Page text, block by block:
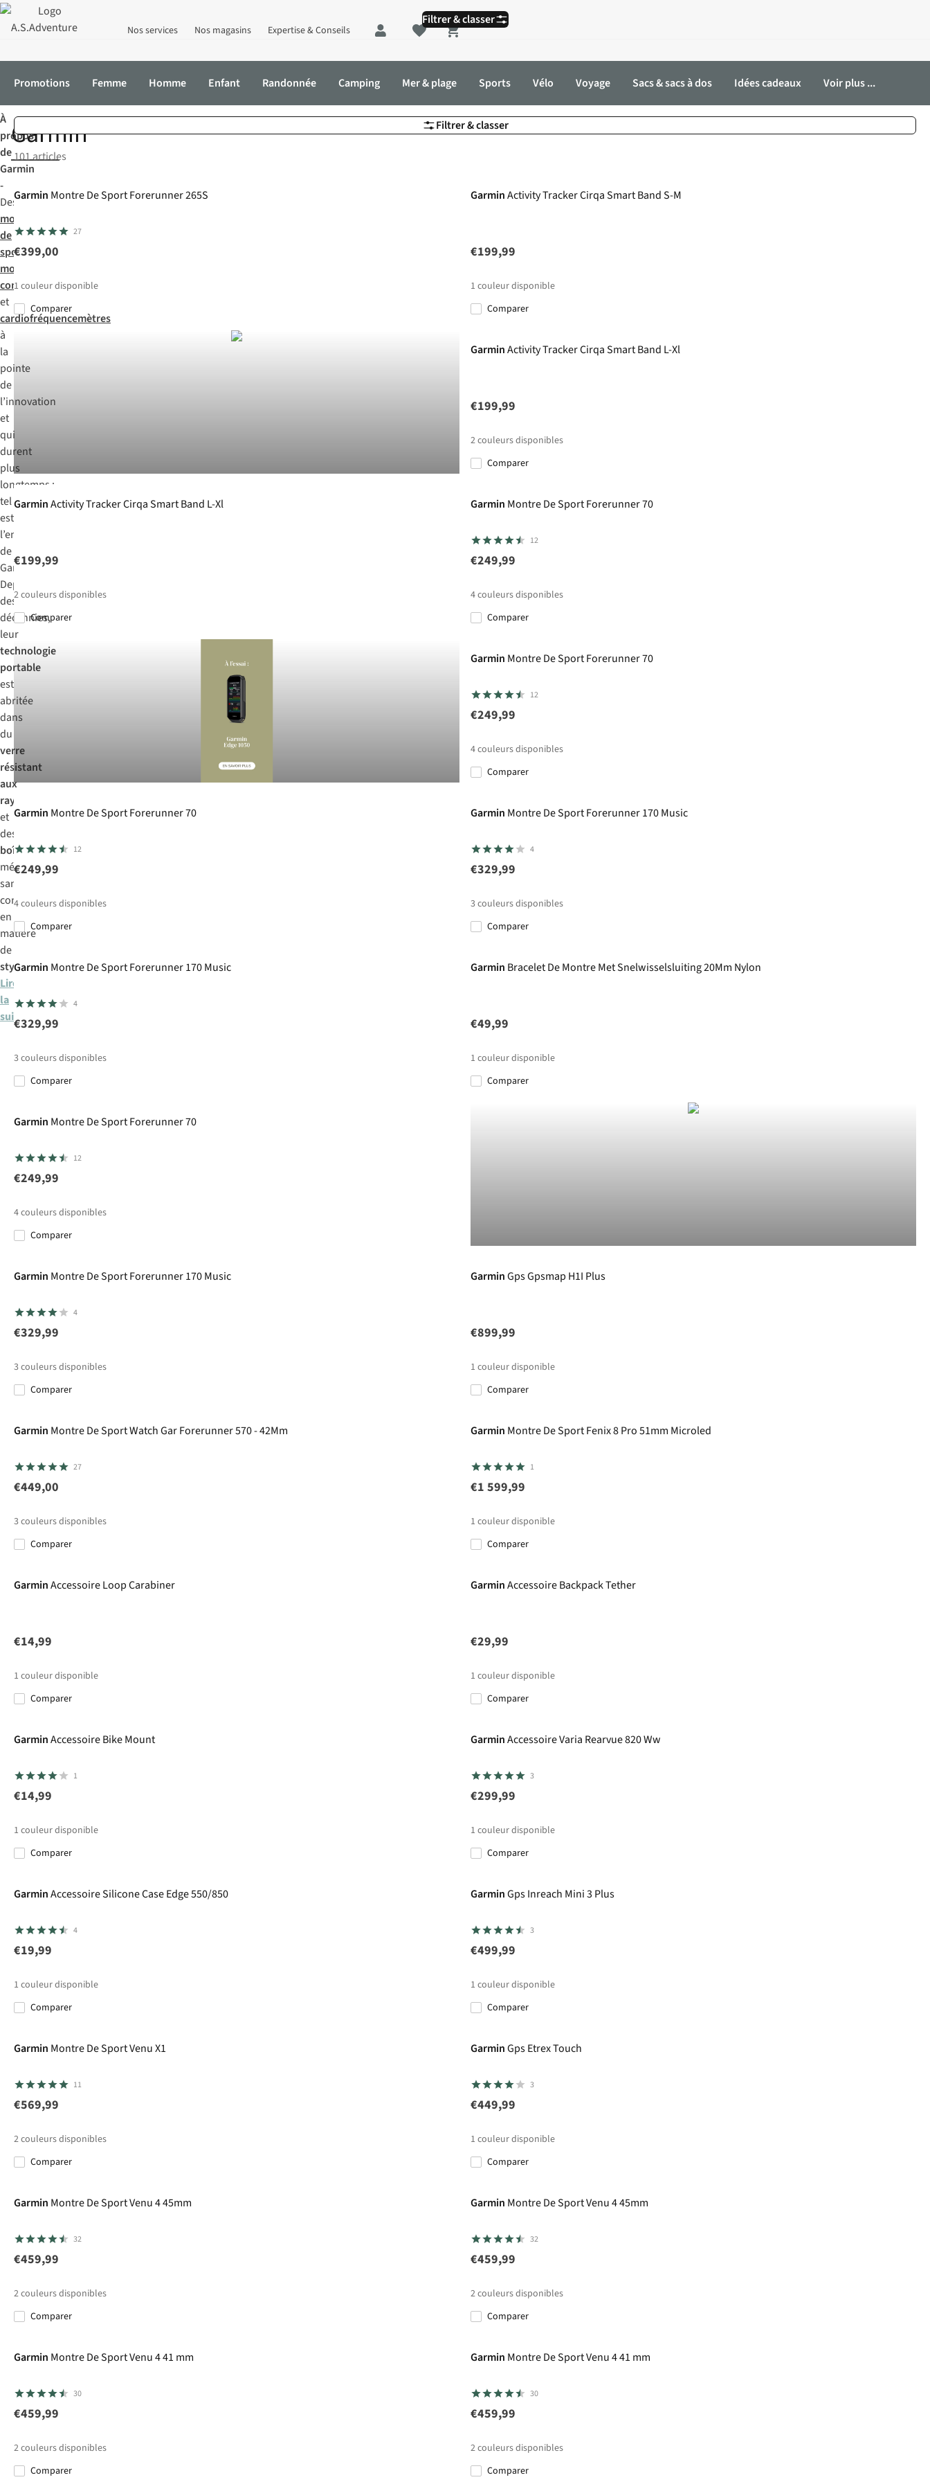
Nos services Nos magasins Expertise & Conseils
Shopping cart
Promotions Femme Homme Enfant Randonnée Camping Mer & plage Sports Vélo Voyage Sacs & sacs à dos Idées cadeaux Voir plus ...
Accueil Marques Garmin
Garmin
À
propos
de
Garmin
-
Des
montres
de
sport,
montres
connectées
et
cardiofréquencemètres
à
la
pointe
de
l’innovation
et
qui
durent
plus
longtemps :
tel
est
l’engagement
de
Garmin.
Depuis
des
décennies,
leur
technologie
portable
est
abritée
dans
du
verre
résistant
aux
rayures
et
des
boîtiers
métalliquesrobustes
sans
compromis
en
matière
de
style
Lire
la
suite
Filtrer & classer
Filtrer & classer
101 articles
Nouveau
Garmin Montre De Sport Forerunner 265S
27
€399,00
1 couleur disponible
Comparer
GarminActivity Tracker Cirqa Smart Band S-M
€199,99
1 couleur disponible
Comparer
Nouveau
GarminActivity Tracker Cirqa Smart Band L-Xl
€199,99
2couleurs disponibles
Comparer
Nouveau
GarminActivity Tracker Cirqa Smart Band L-Xl
€199,99
2couleurs disponibles
Comparer
Garmin Montre De Sport Forerunner 70
12
€249,99
4couleurs disponibles
Comparer
Garmin Montre De Sport Forerunner 70
12
€249,99
4couleurs disponibles
Comparer
Garmin Montre De Sport Forerunner 70
12
€249,99
4couleurs disponibles
Comparer
Garmin Montre De Sport Forerunner 170 Music
4
€329,99
3couleurs disponibles
Comparer
Garmin Montre De Sport Forerunner 170 Music
4
€329,99
3couleurs disponibles
Comparer
Garmin Bracelet De Montre Met Snelwisselsluiting 20Mm Nylon
€49,99
1 couleur disponible
Comparer
Garmin Montre De Sport Forerunner 70
12
€249,99
4couleurs disponibles
Comparer
Garmin Montre De Sport Forerunner 170 Music
4
€329,99
3couleurs disponibles
Comparer
GarminGps Gpsmap H1I Plus
€899,99
1 couleur disponible
Comparer
Garmin Montre De Sport Watch Gar Forerunner 570 - 42Mm
27
€449,00
3couleurs disponibles
Comparer
Garmin Montre De Sport Fenix 8 Pro 51mm Microled
1
€1 599,99
1 couleur disponible
Comparer
GarminAccessoire Loop Carabiner
€14,99
1 couleur disponible
Comparer
GarminAccessoire Backpack Tether
€29,99
1 couleur disponible
Comparer
GarminAccessoire Bike Mount
1
€14,99
1 couleur disponible
Comparer
GarminAccessoire Varia Rearvue 820 Ww
3
€299,99
1 couleur disponible
Comparer
GarminAccessoire Silicone Case Edge 550/850
4
€19,99
1 couleur disponible
Comparer
Avis d'experts
GarminGps Inreach Mini 3 Plus
3
€499,99
1 couleur disponible
Comparer
Garmin Montre De Sport Venu X1
11
€569,99
2couleurs disponibles
Comparer
GarminGps Etrex Touch
3
€449,99
1 couleur disponible
Comparer
Garmin Montre De Sport Venu 4 45mm
32
€459,99
2couleurs disponibles
Comparer
Garmin Montre De Sport Venu 4 45mm
32
€459,99
2couleurs disponibles
Comparer
Garmin Montre De Sport Venu 4 41 mm
30
€459,99
2couleurs disponibles
Comparer
Garmin Montre De Sport Venu 4 41 mm
30
€459,99
2couleurs disponibles
Comparer
50 € cashback